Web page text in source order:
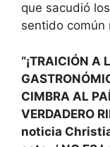
que sacudió
sentido común
“¡TRAICIÓN A
CIMBRA AL
VERDADERO
noticia